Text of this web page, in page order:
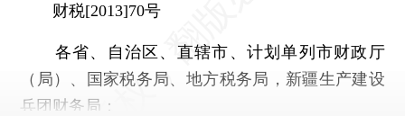
财税[2013]70号
各省、自治区、直辖市、计划单列市财政厅
（局）、国家税务局、地方税务局，新疆生产建设
兵团财务局：